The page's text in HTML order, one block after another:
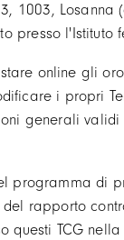
1003, Losanna
presso
online gli
i propri
generali
programma di
rapporto
questi TCG